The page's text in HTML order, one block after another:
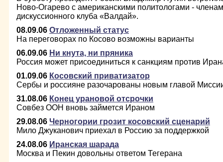
Ново-Огарево с американскими политологами -
дискуссионного клуба «Валдай».
08.09.06 Отложенный статус
На переговорах по Косово возможны варианты
06.09.06 Ни кнута, ни пряника
Россия может присоединиться к санкциям против
01.09.06 Косовский приватизатор
Сербы и россияне разочарованы новым главой
31.08.06 Конец урановой отсрочки
Совбез ООН вновь займется Ираном
29.08.06 Черногории грозит косовский сценарий
Мило Джуканович приехал в Россию за поддержкой
24.08.06 Иранская шарада
Москва и Пекин довольны ответом Тегерана